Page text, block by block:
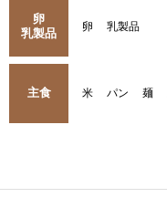
卵
乳製品
卵 乳製品
主食 米 パン 麺